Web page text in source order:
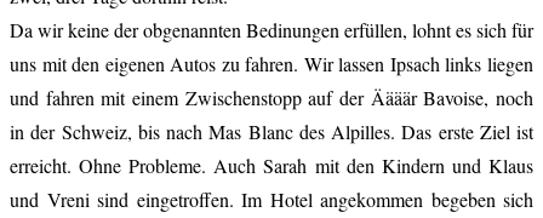
Da wir keine der obgenannten Bedinungen erfüllen, lohnt es sich für
uns mit den eigenen Autos zu fahren. Wir lassen Ipsach links liegen
und fahren mit einem Zwischenstopp auf der Äääär Bavoise, noch
in der Schweiz, bis nach Mas Blanc des Alpilles. Das erste Ziel ist
erreicht. Ohne Probleme. Auch Sarah mit den Kindern und Klaus
und Vreni sind eingetroffen. Im Hotel angekommen begeben sich